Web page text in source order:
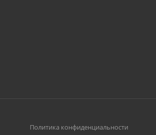
Политика конфиденциальности